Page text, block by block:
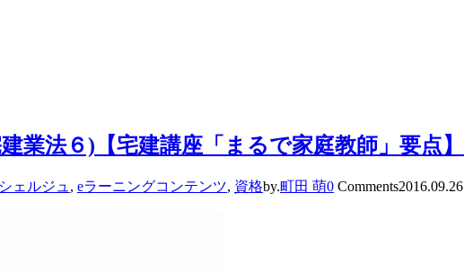
業法６)【宅建講座「まるで家庭教師」要点】
ェルジュ , eラーニングコンテンツ, 資格by.町田 萌0 Comments2016.09.26